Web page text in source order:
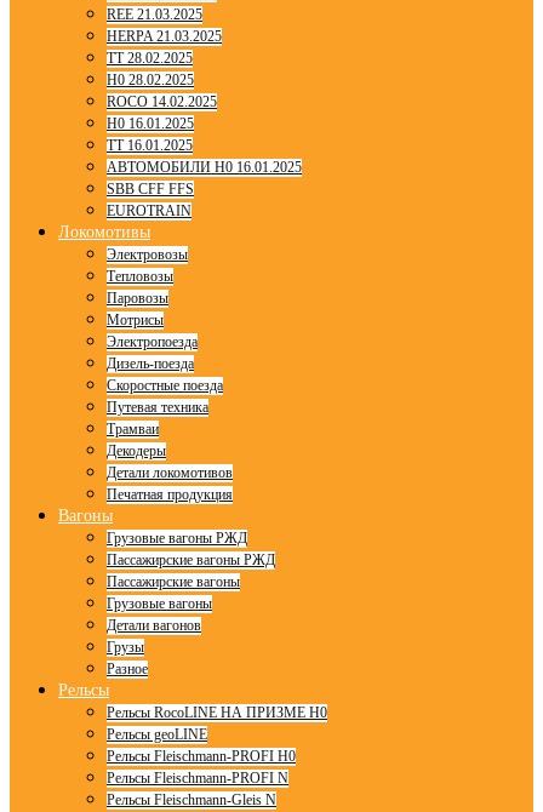
REE 21.03.2025
HERPA 21.03.2025
TT 28.02.2025
H0 28.02.2025
ROCO 14.02.2025
H0 16.01.2025
TT 16.01.2025
АВТОМОБИЛИ H0 16.01.2025
SBB CFF FFS
EUROTRAIN
Локомотивы
Электровозы
Тепловозы
Паровозы
Мотрисы
Электропоезда
Дизель-поезда
Скоростные поезда
Путевая техника
Трамваи
Декодеры
Детали локомотивов
Печатная продукция
Вагоны
Грузовые вагоны РЖД
Пассажирские вагоны РЖД
Пассажирские вагоны
Грузовые вагоны
Детали вагонов
Грузы
Разное
Рельсы
Рельсы RocoLINE НА ПРИЗМЕ H0
Рельсы geoLINE
Рельсы Fleischmann-PROFI H0
Рельсы Fleischmann-PROFI N
Рельсы Fleischmann-Gleis N